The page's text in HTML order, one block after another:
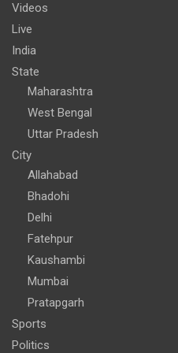
Videos
Live
India
State
Maharashtra
West Bengal
Uttar Pradesh
City
Allahabad
Bhadohi
Delhi
Fatehpur
Kaushambi
Mumbai
Pratapgarh
Sports
Politics